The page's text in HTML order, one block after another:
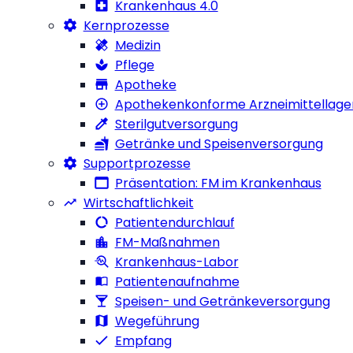
Krankenhaus 4.0
Kernprozesse
Medizin
Pflege
Apotheke
Apothekenkonforme
Sterilgutversorgung
Getränke und Speisenversorgung
Supportprozesse
Präsentation: FM im Krankenhaus
Wirtschaftlichkeit
Patientendurchlauf
FM-Maßnahmen
Krankenhaus-Labor
Patientenaufnahme
Speisen- und Getränkeversorgung
Wegeführung
Empfang